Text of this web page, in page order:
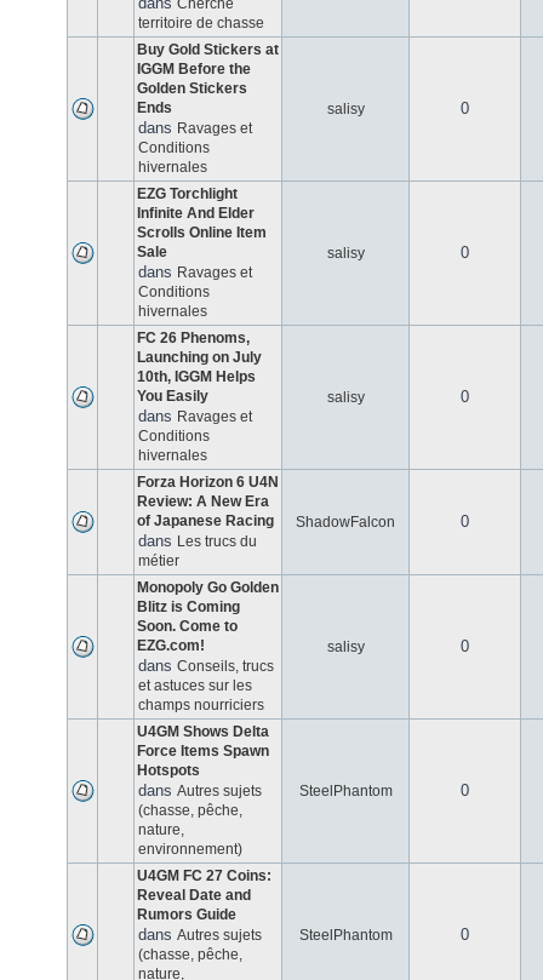
Cherche
territoire de chasse
Buy Gold Stickers at
IGGM Before the
Golden Stickers
Ends
dans Ravages et
Conditions
hivernales
salisy 0
EZG Torchlight
Infinite And Elder
Scrolls Online Item
Sale
dans Ravages et
Conditions
hivernales
salisy 0
FC 26 Phenoms,
Launching on July
10th, IGGM Helps
You Easily
dans Ravages et
Conditions
hivernales
salisy 0
Forza Horizon 6 U4N
Review: A New Era
of Japanese Racing
dans Les trucs du
métier
ShadowFalcon 0
Monopoly Go Golden
Blitz is Coming
Soon. Come to
EZG.com!
dans Conseils, trucs
et astuces sur les
champs nourriciers
salisy 0
U4GM Shows Delta
Force Items Spawn
Hotspots
dans Autres sujets
(chasse, pêche,
nature,
environnement)
SteelPhantom 0
U4GM FC 27 Coins:
Reveal Date and
Rumors Guide
dans Autres sujets
(chasse, pêche,
nature,
SteelPhantom 0